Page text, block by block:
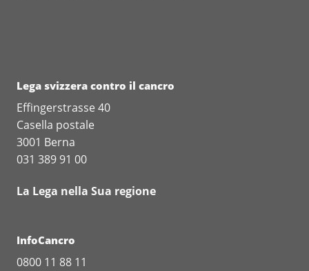
Lega svizzera contro il cancro
Effingerstrasse 40
Casella postale
3001 Berna
031 389 91 00
La Lega nella Sua regione
InfoCancro
0800 11 88 11